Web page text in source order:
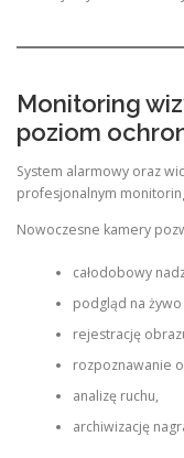
Monitoring
poziom
System alarmowy oraz
profesjonalnym
Nowoczesne kamery
całodobowy
podgląd na
rejestrację
rozpoznawanie
analizę ruchu,
archiwizację